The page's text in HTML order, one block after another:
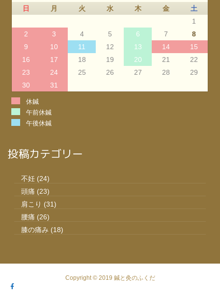
日
月 火 水 木 金
土
1
2
3 4 5 6 7
8
9
10 11 12 13 14
15
16
17 18 19 20 21
22
23
24 25 26 27 28
29
30
31
休鍼
午前休鍼
午後休鍼
投稿カテゴリー
不妊 (24)
頭痛 (23)
肩こり (31)
腰痛 (26)
膝の痛み (18)
Copyright © 2019 鍼と灸のふくだ